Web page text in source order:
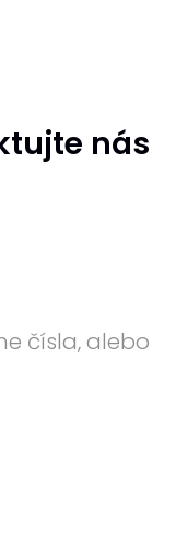
nás
čísla, alebo